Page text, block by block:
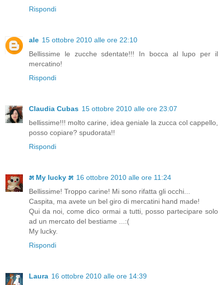
Rispondi
ale 15 ottobre 2010 alle ore 22:10
Bellissime le zucche sdentate!!! In bocca al lupo per il
mercatino!
Rispondi
Claudia Cubas 15 ottobre 2010 alle ore 23:07
bellissime!!! molto carine, idea geniale la zucca col cappello,
posso copiare? spudorata!!
Rispondi
೫ My lucky ೫ 16 ottobre 2010 alle ore 11:24
Bellissime! Troppo carine! Mi sono rifatta gli occhi...
Caspita, ma avete un bel giro di mercatini hand made!
Qui da noi, come dico ormai a tutti, posso partecipare solo
ad un mercato del bestiame ...:(
My lucky.
Rispondi
Laura 16 ottobre 2010 alle ore 14:39